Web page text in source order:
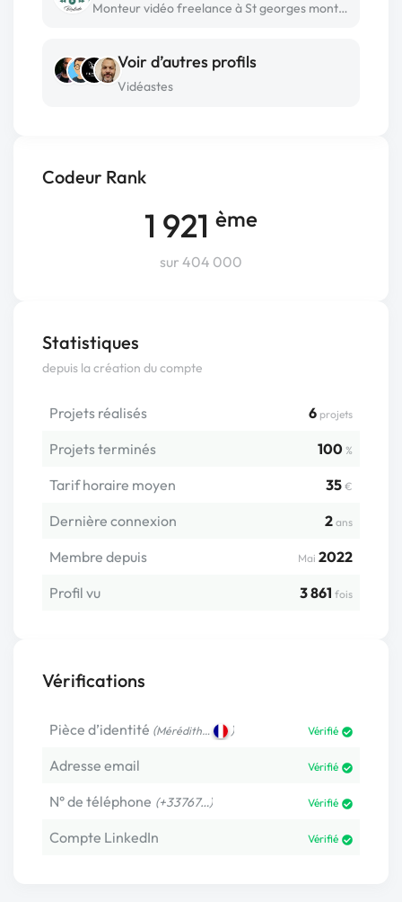
Codeur Rank
1 921 ème
sur 404 000
Statistiques
depuis la création du compte
Projets réalisés 6 projets
Projets terminés 100 %
Tarif horaire moyen 35 €
Dernière connexion 2 ans
Membre depuis Mai 2022
Profil vu
3 861 fois
Vérifications
Pièce d’identité (Mérédith… ) Vérifié
Adresse email Vérifié
N° de téléphone (+33767…) Vérifié
Compte LinkedIn Vérifié
Monteur vidéo freelance à St georges montcocq
Voir d’autres profils
Vidéastes